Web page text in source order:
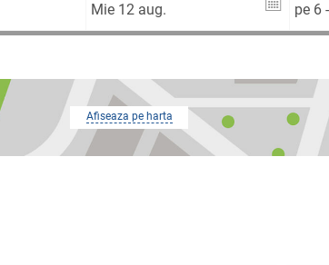
pe 6
Afiseaza pe harta